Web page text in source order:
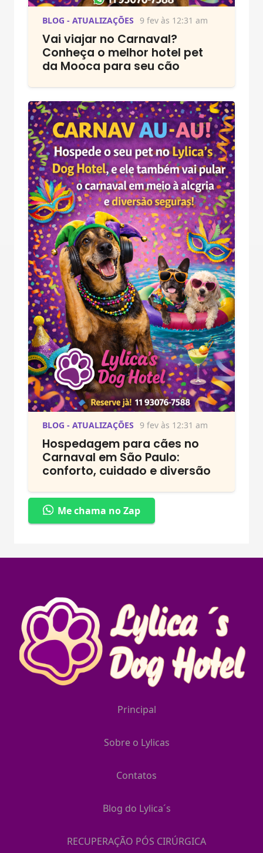
BLOG - ATUALIZAÇÕES 9 fev às 12:31 am
Vai viajar no Carnaval?
Conheça o melhor hotel pet
da Mooca para seu cão
BLOG - ATUALIZAÇÕES 9 fev às 12:31 am
Hospedagem para cães no
Carnaval em São Paulo:
conforto, cuidado e diversão
Me chama no Zap
Principal
Sobre o Lylicas
Contatos
Blog do Lylica´s
RECUPERAÇÃO PÓS CIRÚRGICA